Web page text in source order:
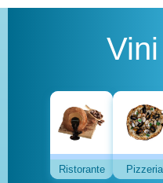
Ristorante Pizzeria